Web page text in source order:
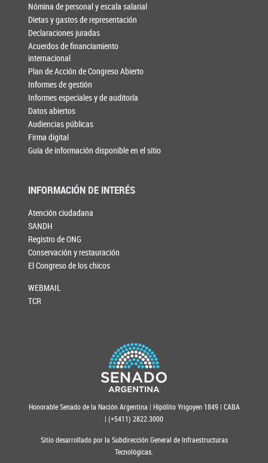
Nómina de personal y escala salarial
Dietas y gastos de representación
Declaraciones juradas
Acuerdos de financiamiento
internacional
Plan de Acción de Congreso Abierto
Informes de gestión
Informes especiales y de auditoría
Datos abiertos
Audiencias públicas
Firma digital
Guía de información disponible en el sitio
INFORMACIÓN DE INTERÉS
Atención ciudadana
SANDH
Registro de ONG
Conservación y restauración
El Congreso de los chicos
WEBMAIL
TCR
Honorable Senado de la Nación Argentina | Hipólito Yrigoyen 1849 | CABA
| (+5411) 2822.3000
Sitio desarrollado por la Subdirección General de Infraestructuras
Tecnológicas.